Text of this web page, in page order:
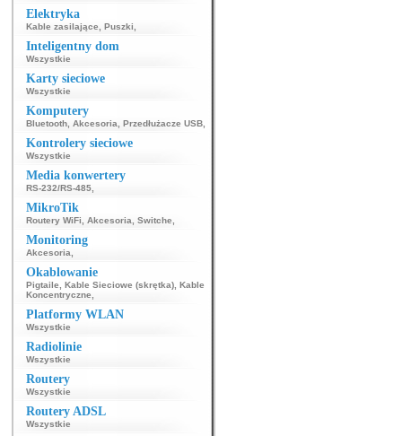
Elektryka
Kable zasilające Puszki
Inteligentny dom
Wszystkie
Karty sieciowe
Wszystkie
Komputery
Bluetooth Akcesoria Przedłużacze USB
Kontrolery sieciowe
Wszystkie
Media konwertery
RS-232/RS-485
MikroTik
Routery WiFi Akcesoria Switche
Monitoring
Akcesoria
Okablowanie
Pigtaile Kable Sieciowe (skrętka) Kable
Koncentryczne
Platformy WLAN
Wszystkie
Radiolinie
Wszystkie
Routery
Wszystkie
Routery ADSL
Wszystkie